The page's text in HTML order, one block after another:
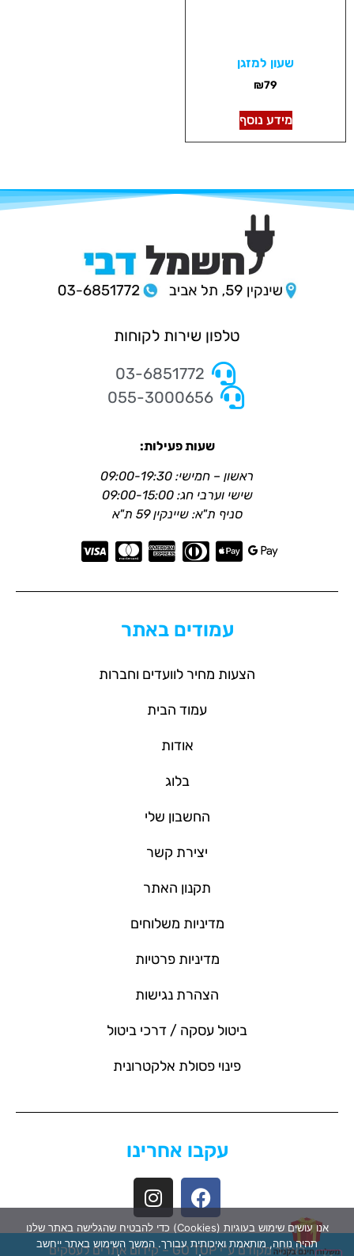
שעון למזגן
₪79
מידע נוסף
טלפון שירות לקוחות
03-6851772
055-3000656
שעות פעילות:
ראשון – חמישי: 09:00-19:30
שישי וערבי חג: 09:00-15:00
סניף ת"א: שיינקין 59 ת"א
עמודים באתר
הצעות מחיר לוועדים וחברות
עמוד הבית
אודות
בלוג
החשבון שלי
יצירת קשר
תקנון האתר
מדיניות משלוחים
מדיניות פרטיות
הצהרת נגישות
ביטול עסקה / דרכי ביטול
פינוי פסולת אלקטרונית
עקבו אחרינו
האתר מקודם ע"י GO TOP – קידום אתרים לעסקים
אנו עושים שימוש בעוגיות (Cookies) כדי להבטיח שהגלישה באתר שלנו
תהיה נוחה, מותאמת ואיכותית עבורך. המשך השימוש באתר ייחשב